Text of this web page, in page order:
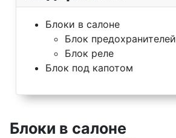
Блоки в салоне
Блок предохранителей
Блок реле
Блок под капотом
Блоки в салоне